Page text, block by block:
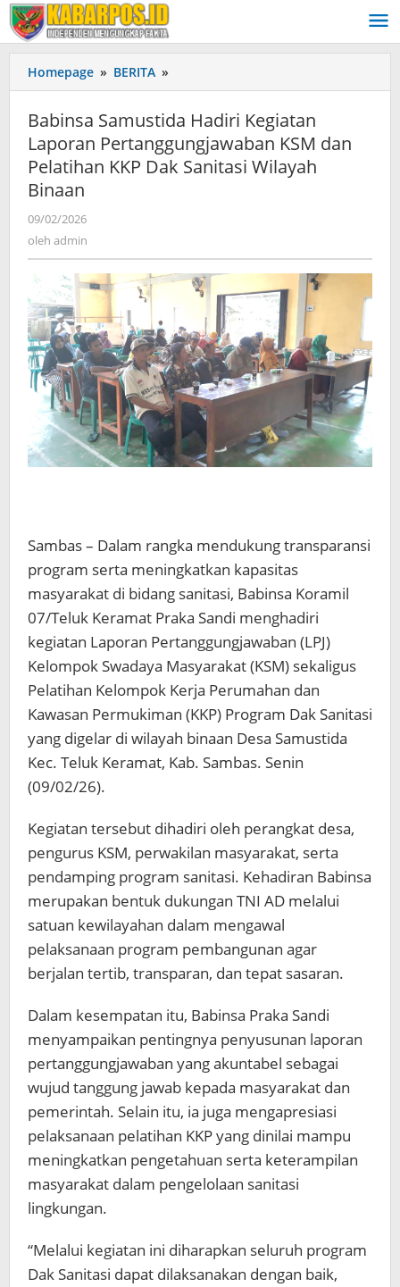
Lewati
ke
konten
Homepage » BERITA »
Samustida
Hadiri
Kegiatan
Laporan
Pertanggungjawaban
Dak
Sanitasi
Wilayah
Binaan
Babinsa Samustida Hadiri Kegiatan
Laporan Pertanggungjawaban KSM dan
Pelatihan KKP Dak Sanitasi Wilayah
Binaan
09/02/2026
oleh admin
Sambas – Dalam rangka mendukung transparansi
program serta meningkatkan kapasitas
masyarakat di bidang sanitasi, Babinsa Koramil
07/Teluk Keramat Praka Sandi menghadiri
kegiatan Laporan Pertanggungjawaban (LPJ)
Kelompok Swadaya Masyarakat (KSM) sekaligus
Pelatihan Kelompok Kerja Perumahan dan
Kawasan Permukiman (KKP) Program Dak Sanitasi
yang digelar di wilayah binaan Desa Samustida
Kec. Teluk Keramat, Kab. Sambas. Senin
(09/02/26).
Kegiatan tersebut dihadiri oleh perangkat desa,
pengurus KSM, perwakilan masyarakat, serta
pendamping program sanitasi. Kehadiran Babinsa
merupakan bentuk dukungan TNI AD melalui
satuan kewilayahan dalam mengawal
pelaksanaan program pembangunan agar
berjalan tertib, transparan, dan tepat sasaran.
Dalam kesempatan itu, Babinsa Praka Sandi
menyampaikan pentingnya penyusunan laporan
pertanggungjawaban yang akuntabel sebagai
wujud tanggung jawab kepada masyarakat dan
pemerintah. Selain itu, ia juga mengapresiasi
pelaksanaan pelatihan KKP yang dinilai mampu
meningkatkan pengetahuan serta keterampilan
masyarakat dalam pengelolaan sanitasi
lingkungan.
“Melalui kegiatan ini diharapkan seluruh program
Dak Sanitasi dapat dilaksanakan dengan baik,